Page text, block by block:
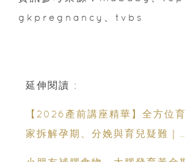
gkpregnancy、tvbs
延伸閱讀 :
【2026產前講座精華】全方位
家拆解孕期、分娩與育兒疑難｜